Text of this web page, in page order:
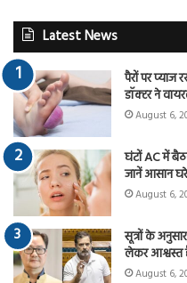
Latest News
पैरों पर
डॉक्टर ने
August 6,
घंटों AC में
जानें आसान
August 6,
सूत्रों के
लेकर आश्वस्त
August 6,